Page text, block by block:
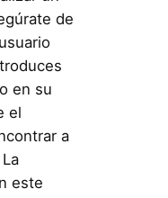
de
en su
el
a
este